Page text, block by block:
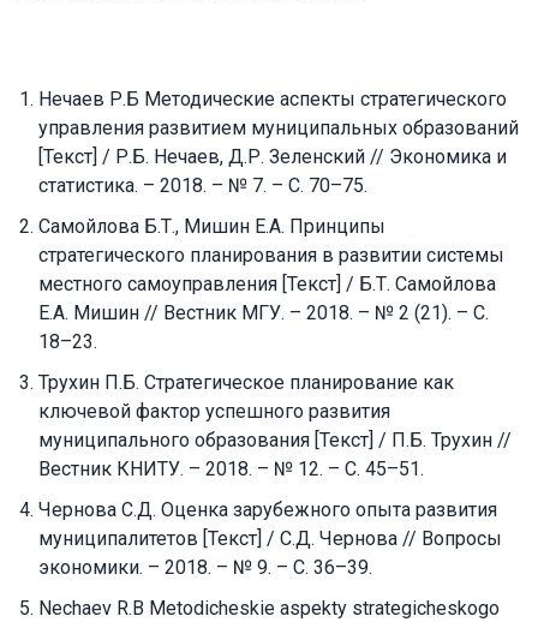
Нечаев Р.Б Методические аспекты стратегического
управления развитием муниципальных образований
[Текст] / Р.Б. Нечаев, Д.Р. Зеленский // Экономика и
статистика. – 2018. – № 7. – С. 70–75.
Самойлова Б.Т., Мишин Е.А. Принципы
стратегического планирования в развитии системы
местного самоуправления [Текст] / Б.Т. Самойлова
Е.А. Мишин // Вестник МГУ. – 2018. – № 2 (21). – С.
18–23.
Трухин П.Б. Стратегическое планирование как
ключевой фактор успешного развития
муниципального образования [Текст] / П.Б. Трухин //
Вестник КНИТУ. – 2018. – № 12. – С. 45–51.
Чернова С.Д. Оценка зарубежного опыта развития
муниципалитетов [Текст] / С.Д. Чернова // Вопросы
экономики. – 2018. – № 9. – С. 36–39.
Nechaev R.B Metodicheskie aspekty strategicheskogo